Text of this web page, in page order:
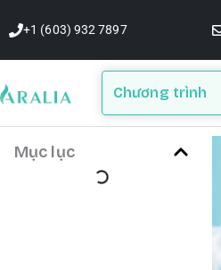
to
content
+1 (603) 932 7897
Chương trình
Mục lục